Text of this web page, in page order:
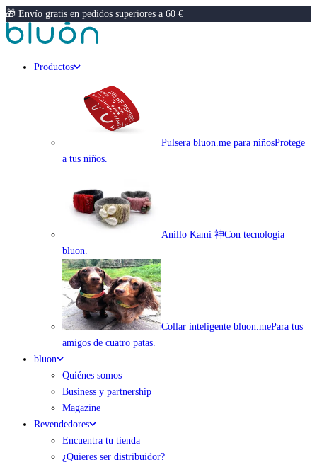
🎁 Envío gratis en pedidos superiores a 60 €
Productos
Pulsera bluon.me para niñosProtege
a tus niños.
Anillo Kami 神Con tecnología
bluon.
Collar inteligente bluon.mePara tus
amigos de cuatro patas.
bluon
Quiénes somos
Business y partnership
Magazine
Revendedores
Encuentra tu tienda
¿Quieres ser distribuidor?